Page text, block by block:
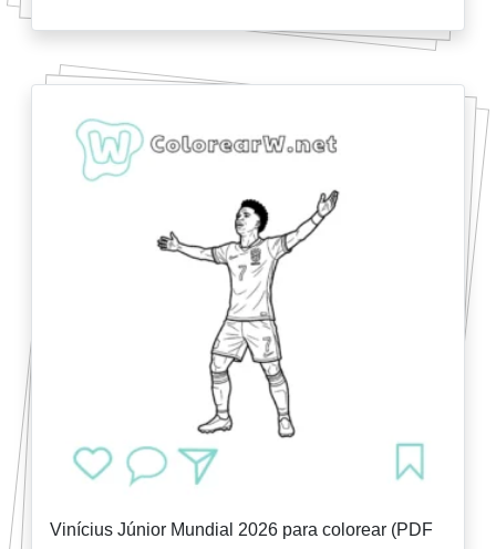
Vinícius Júnior Mundial 2026 para colorear (PDF